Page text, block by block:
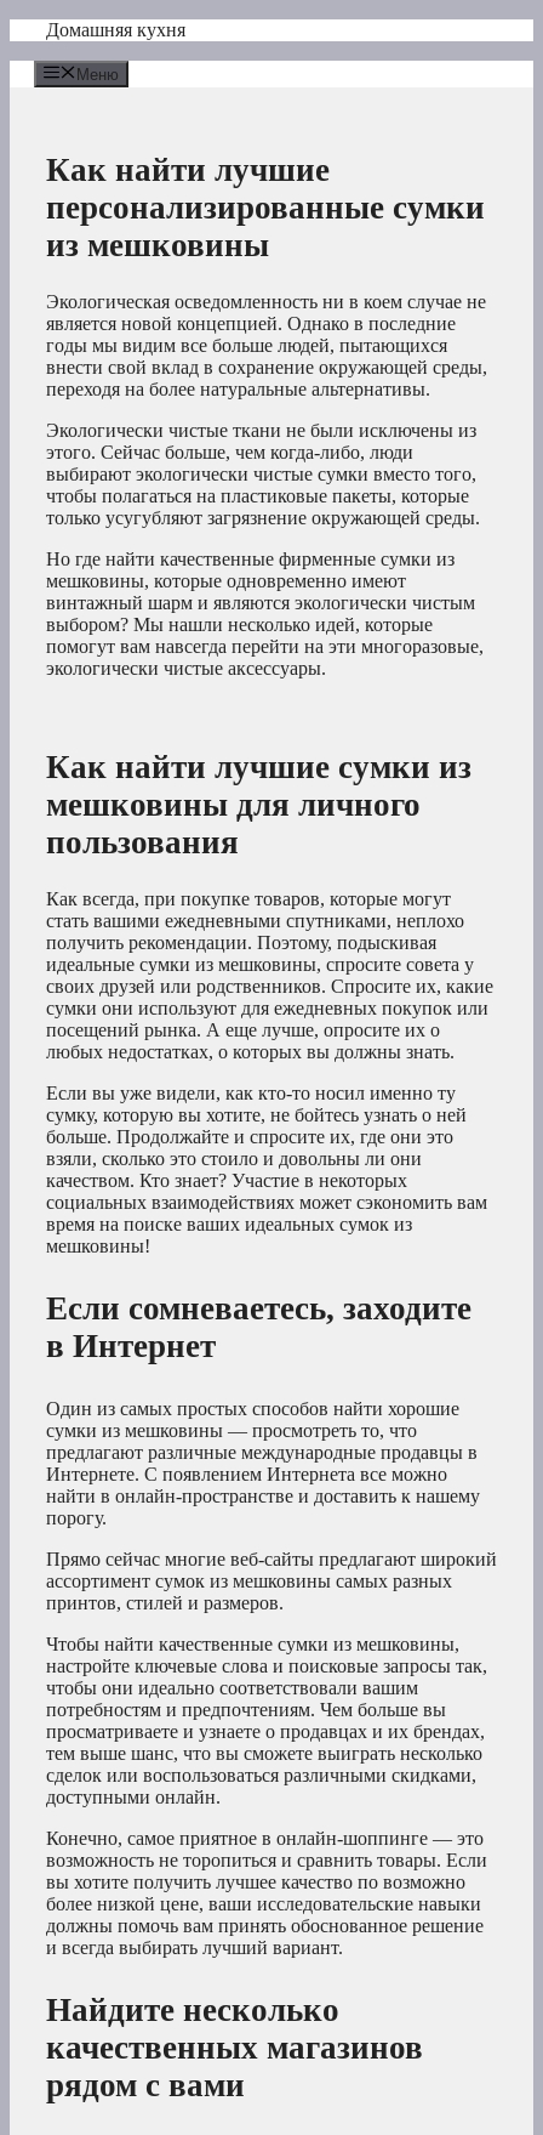
Перейти
содержимому
Домашняя кухня
Меню
Как найти лучшие
персонализированные сумки
из мешковины
Экологическая осведомленность ни в коем случае не
является новой концепцией. Однако в последние
годы мы видим все больше людей, пытающихся
внести свой вклад в сохранение окружающей среды,
переходя на более натуральные альтернативы.
Экологически чистые ткани не были исключены из
этого. Сейчас больше, чем когда-либо, люди
выбирают экологически чистые сумки вместо того,
чтобы полагаться на пластиковые пакеты, которые
только усугубляют загрязнение окружающей среды.
Но где найти качественные фирменные сумки из
мешковины, которые одновременно имеют
винтажный шарм и являются экологически чистым
выбором? Мы нашли несколько идей, которые
помогут вам навсегда перейти на эти многоразовые,
экологически чистые аксессуары.
Как найти лучшие сумки из
мешковины для личного
пользования
Как всегда, при покупке товаров, которые могут
стать вашими ежедневными спутниками, неплохо
получить рекомендации. Поэтому, подыскивая
идеальные сумки из мешковины, спросите совета у
своих друзей или родственников. Спросите их, какие
сумки они используют для ежедневных покупок или
посещений рынка. А еще лучше, опросите их о
любых недостатках, о которых вы должны знать.
Если вы уже видели, как кто-то носил именно ту
сумку, которую вы хотите, не бойтесь узнать о ней
больше. Продолжайте и спросите их, где они это
взяли, сколько это стоило и довольны ли они
качеством. Кто знает? Участие в некоторых
социальных взаимодействиях может сэкономить вам
время на поиске ваших идеальных сумок из
мешковины!
Если сомневаетесь, заходите
в Интернет
Один из самых простых способов найти хорошие
сумки из мешковины — просмотреть то, что
предлагают различные международные продавцы в
Интернете. С появлением Интернета все можно
найти в онлайн-пространстве и доставить к нашему
порогу.
Прямо сейчас многие веб-сайты предлагают широкий
ассортимент сумок из мешковины самых разных
принтов, стилей и размеров.
Чтобы найти качественные сумки из мешковины,
настройте ключевые слова и поисковые запросы так,
чтобы они идеально соответствовали вашим
потребностям и предпочтениям. Чем больше вы
просматриваете и узнаете о продавцах и их брендах,
тем выше шанс, что вы сможете выиграть несколько
сделок или воспользоваться различными скидками,
доступными онлайн.
Конечно, самое приятное в онлайн-шоппинге — это
возможность не торопиться и сравнить товары. Если
вы хотите получить лучшее качество по возможно
более низкой цене, ваши исследовательские навыки
должны помочь вам принять обоснованное решение
и всегда выбирать лучший вариант.
Найдите несколько
качественных магазинов
рядом с вами